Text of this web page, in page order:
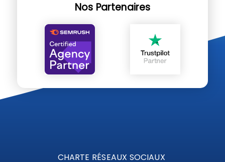
Nos Partenaires
CHARTE RÉSEAUX SOCIAUX